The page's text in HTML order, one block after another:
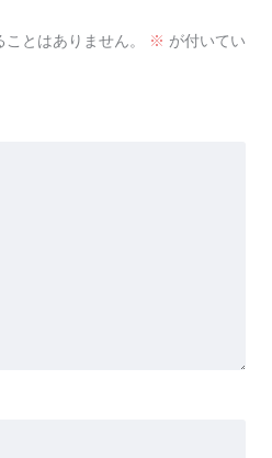
とはありません。 ※ が付いてい